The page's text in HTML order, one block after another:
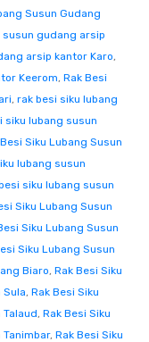
Susun Gudang
gudang arsip
arsip kantor Karo,
Keerom, Rak Besi
, rak besi siku lubang
siku lubang susun
Siku Lubang Susun
lubang susun
siku lubang susun
Siku Lubang Susun
Siku Lubang Susun
Siku Lubang Susun
Biaro, Rak Besi Siku
Sula, Rak Besi Siku
, Rak Besi Siku
, Rak Besi Siku